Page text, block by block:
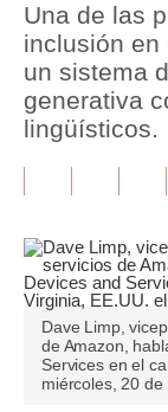
Política
Finanzas
Opinión
Editorial
Pregunta de hoy
Una de las
inclusión en
un sistema
generativa
lingüísticos.
Dave Limp,
de Amazon,
Services en el
miércoles, 20 de